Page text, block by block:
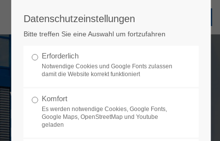
Vertrauen. Technik. Qualität.
Mehr als 55 Jahre Know-how in der
Elektronikfertigung und
Datenschutzeinstellungen
Bitte treffen Sie eine Auswahl um fortzufahren
Erforderlich
Notwendige Cookies und Google Fonts zulassen
damit die Website korrekt funktioniert
Komfort
Es werden notwendige Cookies, Google Fonts,
Google Maps, OpenStreetMap und Youtube
geladen